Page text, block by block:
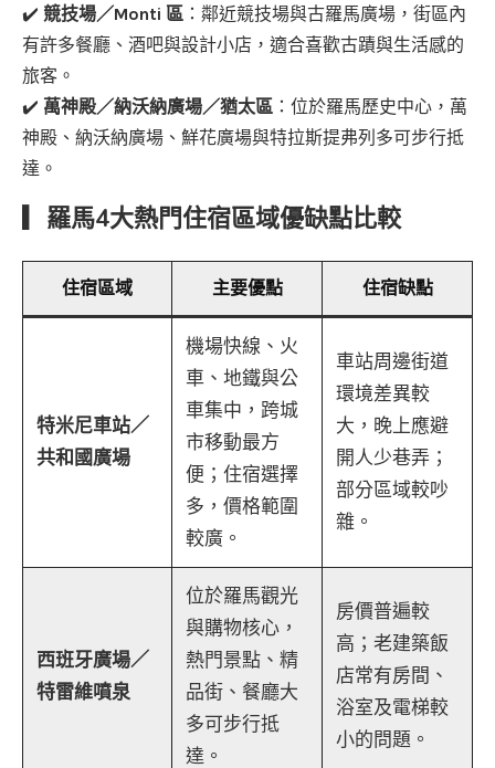
✔️ 競技場／Monti 區 ：鄰近競技場與古羅馬廣場，街區內
有許多餐廳、酒吧與設計小店，適合喜歡古蹟與生活感的
旅客。
✔️ 萬神殿／納沃納廣場／猶太區 ：位於羅馬歷史中心，萬
神殿、納沃納廣場、鮮花廣場與特拉斯提弗列多可步行抵
達。
▎羅馬4大熱門住宿區域優缺點比較
住宿區域 主要優點 住宿缺點
特米尼車站／
共和國廣場
機場快線、火
車、地鐵與公
車集中，跨城
市移動最方
便；住宿選擇
多，價格範圍
較廣。
車站周邊街道
環境差異較
大，晚上應避
開人少巷弄；
部分區域較吵
雜。
西班牙廣場／
特雷維噴泉
位於羅馬觀光
與購物核心，
熱門景點、精
品街、餐廳大
多可步行抵
達。
房價普遍較
高；老建築飯
店常有房間、
浴室及電梯較
小的問題。